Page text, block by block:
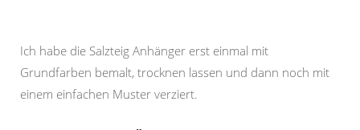
Ich habe die Salzteig Anhänger erst einmal mit
Grundfarben bemalt, trocknen lassen und dann noch mit
einem einfachen Muster verziert.